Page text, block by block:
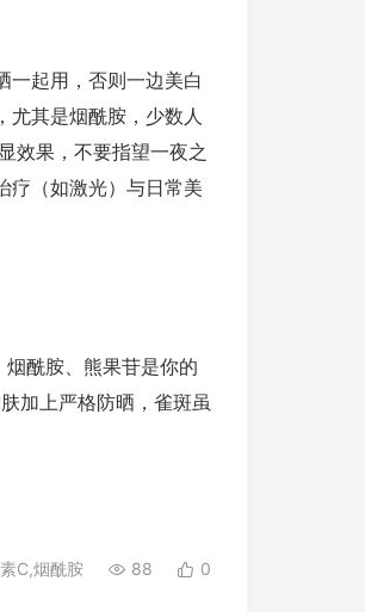
起用，否则一边美白
尤其是烟酰胺，少数人
效果，不要指望一夜之
疗（如激光）与日常美
酰胺、熊果苷是你的
加上严格防晒，雀斑虽
C,烟酰胺 88 0